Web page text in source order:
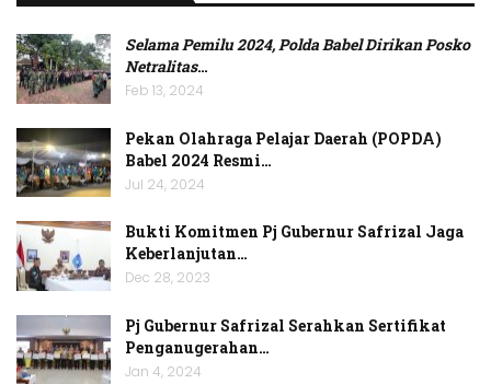
Selama Pemilu 2024, Polda Babel Dirikan Posko
Netralitas…
Feb 13, 2024
Pekan Olahraga Pelajar Daerah (POPDA)
Babel 2024 Resmi…
Jul 24, 2024
Bukti Komitmen Pj Gubernur Safrizal Jaga
Keberlanjutan…
Dec 28, 2023
Pj Gubernur Safrizal Serahkan Sertifikat
Penganugerahan…
Jan 4, 2024